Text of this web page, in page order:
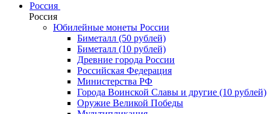
Россия
Россия
Юбилейные монеты России
Биметалл (50 рублей)
Биметалл (10 рублей)
Древние города России
Российская Федерация
Министерства РФ
Города Воинской Славы и другие (10 рублей)
Оружие Великой Победы